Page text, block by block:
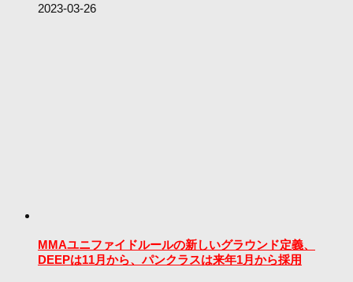
2023-03-26
MMAユニファイドルールの新しいグラウンド定義、
DEEPは11月から、パンクラスは来年1月から採用